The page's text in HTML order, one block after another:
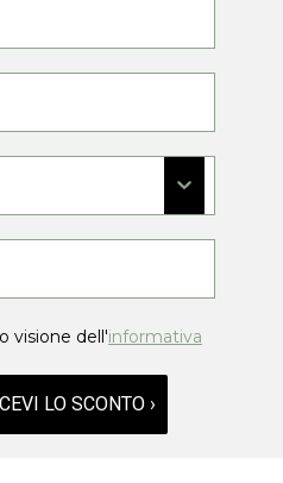
visione dell'informativa
LO SCONTO ›